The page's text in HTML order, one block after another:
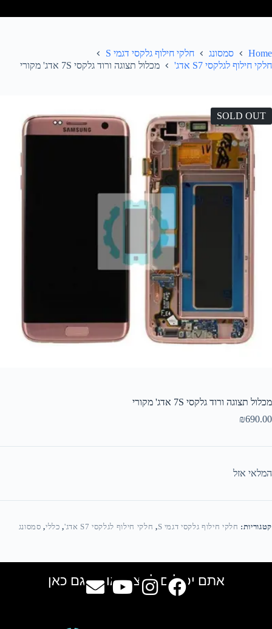
Home סמסונג
חלקי חילוף גלקסי דגמי S
חלקי חילוף לגלקסי S7 אדג'
מכלול תצוגה ורוד גלקסי 7S אדג' מקורי
SOLD OUT
מכלול תצוגה ורוד גלקסי 7S אדג' מקורי
₪690.00
המלאי אזל
קטגוריות: חלקי חילוף גלקסי דגמי S , חלקי חילוף לגלקסי S7 אדג' , כללי, סמסונג
אתם יכולים למצוא אותנו גם כאן